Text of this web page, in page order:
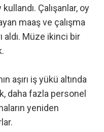
Çalışanlar, oy
maaş ve çalışma
aldı. Müze ikinci bir
aşırı iş yükü altında
daha fazla personel
yeniden